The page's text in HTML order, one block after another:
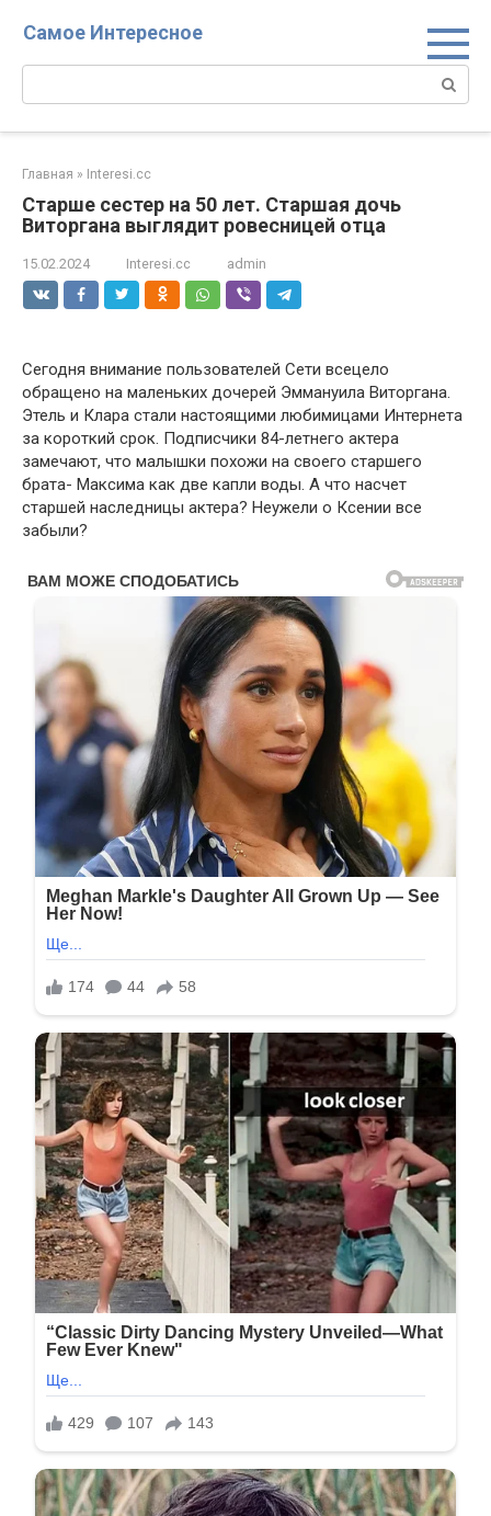
Самое Интересное
Поиск:
Главная » Interesi.cc
Старше сестер на 50 лет. Старшая дочь
Виторгана выглядит ровесницей отца
15.02.2024 Interesi.cc admin
Сегодня внимание пользователей Сети всецело
обращено на маленьких дочерей Эммануила Виторгана.
Этель и Клара стали настоящими любимицами Интернета
за короткий срок. Подписчики 84-летнего актера
замечают, что малышки похожи на своего старшего
брата- Максима как две капли воды. А что насчет
старшей наследницы актера? Неужели о Ксении все
забыли?